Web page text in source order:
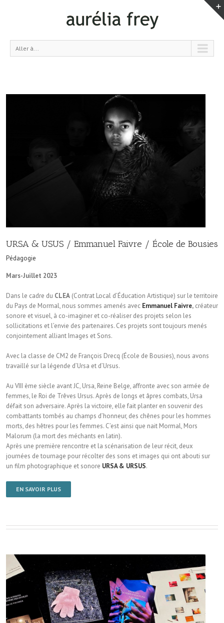
Aller à...
URSA & USUS / Emmanuel Faivre / École de Bousies
Pédagogie
Mars-Juillet 2023
Dans le cadre du CLEA (Contrat Local d’Éducation Artistique) sur le territoire
du Pays de Mormal, nous sommes amenés avec Emmanuel Faivre, créateur
sonore et visuel, à co-imaginer et co-réaliser des projets selon les
sollicitations et l’envie des partenaires. Ces projets sont toujours menés
conjointement alliant Images et Sons.
Avec la classe de CM2 de François Drecq (École de Bousies), nous avons
travaillé sur la légende d’Ursa et d’Ursus.
Au VIII ème siècle avant JC, Ursa, Reine Belge, affronte avec son armée de
femmes, le Roi de Trêves Ursus. Après de longs et âpres combats, Ursa
défait son adversaire. Après la victoire, elle fait planter en souvenir des
combattants tombés au champs d’honneur, des chênes pour les hommes
morts, des hêtres pour les femmes. C’est ainsi que nait Mormal, Mors
Malorum (la mort des méchants en latin).
Après une première rencontre et la scénarisation de leur récit, deux
journées de tournage pour récolter des sons et images qui ont abouti sur
un film photographique et sonore URSA & URSUS.
EN SAVOIR PLUS